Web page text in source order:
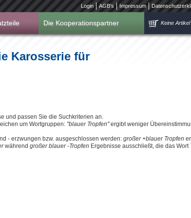
Login AGB's Impressum
Die Kooperationspartner Keine Artikel
Karosserie für
und passen Sie die Suchkriterien an.
um Wortgruppen: "blauer Tropfen"ergibt weniger
- erzwungen bzw. ausgeschlossen werden: großer +blauer Tropfen
während großer blauer -Tropfen Ergebnisse ausschließt, die das Wort